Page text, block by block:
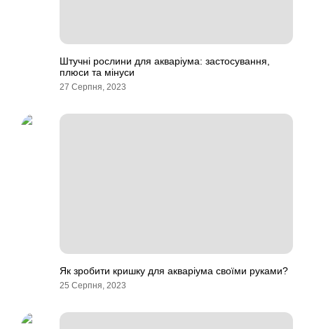
Штучні рослини для акваріума: застосування,
плюси та мінуси
27 Серпня, 2023
Як зробити кришку для акваріума своїми руками?
25 Серпня, 2023